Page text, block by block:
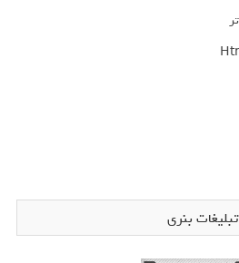
تبلیغات بنری